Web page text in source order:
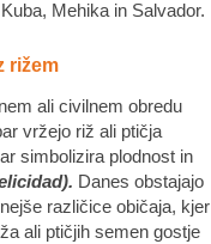
Mehika in Salvador.
rižem
ali civilnem obredu
vržejo riž ali ptičja
simbolizira plodnost in
Danes obstajajo
različice običaja, kjer
ali ptičjih semen gostje